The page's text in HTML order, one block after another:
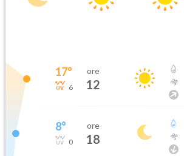
17°
6
ore
12
8°
0
ore
18